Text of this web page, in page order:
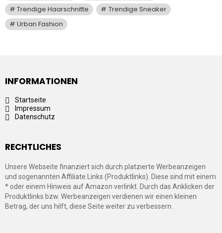
Trendige Haarschnitte
Trendige Sneaker
Urban Fashion
INFORMATIONEN
Startseite
Impressum
Datenschutz
RECHTLICHES
Unsere Webseite finanziert sich durch platzierte Werbeanzeigen
und sogenannten Affiliate Links (Produktlinks). Diese sind mit einem
* oder einem Hinweis auf Amazon verlinkt. Durch das Anklicken der
Produktlinks bzw. Werbeanzeigen verdienen wir einen kleinen
Betrag, der uns hilft, diese Seite weiter zu verbessern.